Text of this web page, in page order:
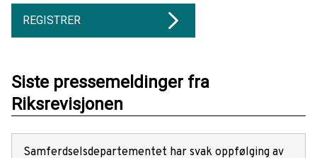
REGISTRER
Siste pressemeldinger fra
Riksrevisjonen
Samferdselsdepartementet har svak oppfølging av